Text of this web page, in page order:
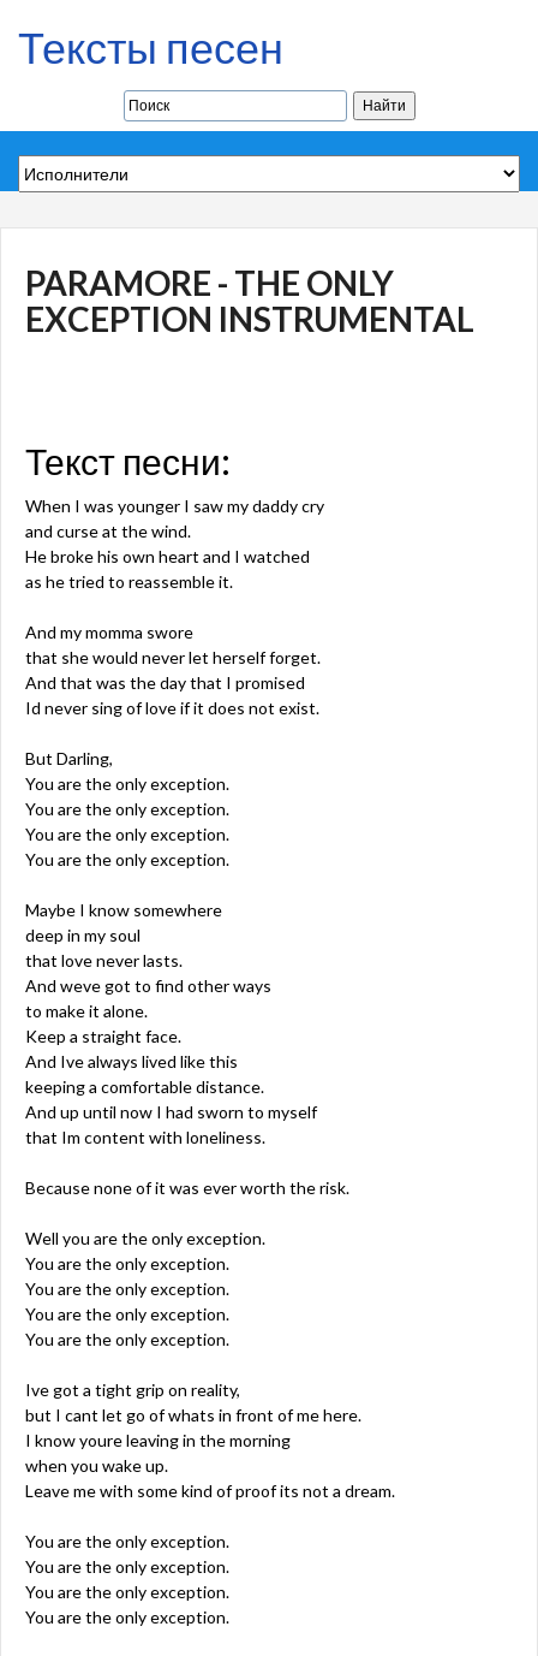
Тексты песен
PARAMORE - THE ONLY
EXCEPTION INSTRUMENTAL
Текст песни:
When I was younger I saw my daddy cry
and curse at the wind.
He broke his own heart and I watched
as he tried to reassemble it.
And my momma swore
that she would never let herself forget.
And that was the day that I promised
Id never sing of love if it does not exist.
But Darling,
You are the only exception.
You are the only exception.
You are the only exception.
You are the only exception.
Maybe I know somewhere
deep in my soul
that love never lasts.
And weve got to find other ways
to make it alone.
Keep a straight face.
And Ive always lived like this
keeping a comfortable distance.
And up until now I had sworn to myself
that Im content with loneliness.
Because none of it was ever worth the risk.
Well you are the only exception.
You are the only exception.
You are the only exception.
You are the only exception.
You are the only exception.
Ive got a tight grip on reality,
but I cant let go of whats in front of me here.
I know youre leaving in the morning
when you wake up.
Leave me with some kind of proof its not a dream.
You are the only exception.
You are the only exception.
You are the only exception.
You are the only exception.